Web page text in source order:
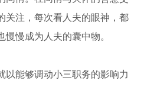
关注，每次看人夫的眼神，都
慢成为人夫的囊中物。
以能够调动小三职务的影响力